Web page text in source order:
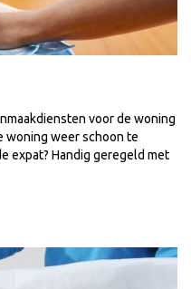
voor de woning
woning weer schoon te
expat? Handig geregeld met